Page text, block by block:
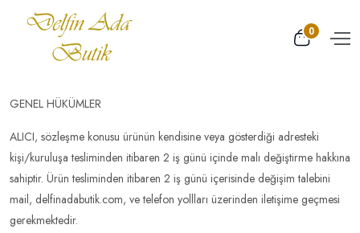
0
GENEL HÜKÜMLER
ALICI, sözleşme konusu ürünün kendisine veya gösterdiği adresteki
kişi/kuruluşa tesliminden itibaren 2 iş günü içinde malı değiştirme hakkına
sahiptir. Ürün tesliminden itibaren 2 iş günü içerisinde değişim talebini
mail, delfinadabutik.com, ve telefon yollları üzerinden iletişime geçmesi
gerekmektedir.